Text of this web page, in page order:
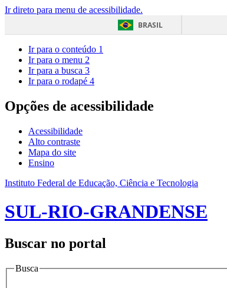
Ir direto para menu de acessibilidade.
BRASIL
Ir para o conteúdo 1
Ir para o menu 2
Ir para a busca 3
Ir para o rodapé 4
Opções de acessibilidade
Acessibilidade
Alto contraste
Mapa do site
Ensino
Instituto Federal de Educação, Ciência e Tecnologia
SUL-RIO-GRANDENSE
Buscar no portal
Busca